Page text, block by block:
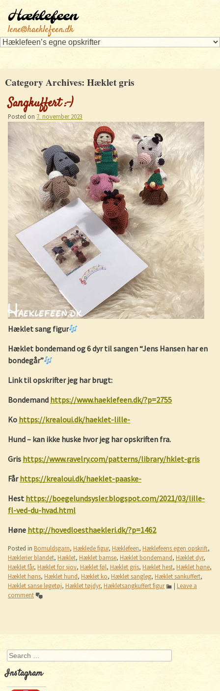
Hæklefeen
lene@haeklefeen.dk
Category Archives: Hæklet gris
Sangkuffert :-)
Posted on 7. november 2023
Hæklet sang figur
Hæklet bondemand og 6 dyr til sangen “Jens Hansen har en
bondegår”
Link til opskrifter jeg har brugt:
Bondemand https://www.haeklefeen.dk/?p=2755
Ko https://krealoui.dk/haeklet-lille-
Hund – kan ikke huske hvor jeg har opskriften fra.
Gris https://www.ravelry.com/patterns/library/hklet-gris
Fårhttps://krealoui.dk/haeklet-paaske-
Hest https://boegelundsysler.blogspot.com/2021/03/lille-
fl-ved-du-hvad.html
Høne http://hovedloesthaekleri.dk/?p=1462
Posted in Bomuldsgarn, Hæklede figur, Hæklefeen, Hæklefeens egen opskrift,
Hæklerier blandet, Hæklet, Hæklet bamse, Hæklet bondemand, Hæklet dyr,
Hæklet får, Hæklet for sjov, Hæklet føl, Hæklet gris, Hæklet hest, Hæklet høne,
Hæklet høns, Hæklet hund, Hæklet ko, Hæklet sangleg, Hæklet sankuffert,
Hæklet sanse legetøj, Hæklet tøjdyr, Hækletsangkuffert figur | Leave a
comment
Post navigation
Search
Instagram